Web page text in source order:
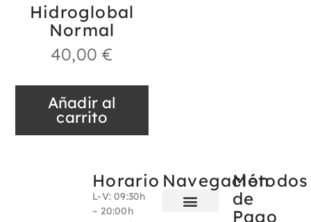
Hidroglobal
Normal
40,00€
Añadir al
carrito
Horario
L-V: 09:30h
– 20:00h
NavegaciónMétodos
de
Pago